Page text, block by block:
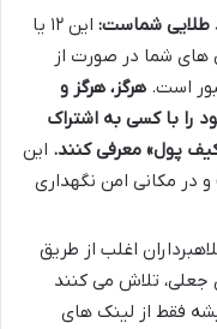
این ۱۲ یا
های شما در صورت از
است. هرگز، هرگز و
را با کسی به اشتراک
کیف پول» معرفی کنند. این
و در مکانی امن نگهداری
اغلب از طریق
جعلی، تلاش می کنند
فقط از لینک های